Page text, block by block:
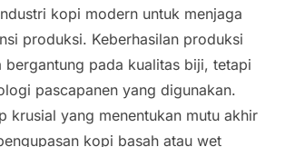
kopi modern untuk menjaga
produksi. Keberhasilan produksi
bergantung pada kualitas biji, tetapi
pascapanen yang digunakan.
krusial yang menentukan mutu akhir
kopi basah atau wet